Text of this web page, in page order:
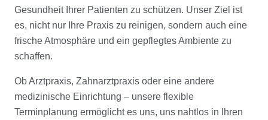
Gesundheit Ihrer Patienten zu schützen. Unser Ziel ist
es, nicht nur Ihre Praxis zu reinigen, sondern auch eine
frische Atmosphäre und ein gepflegtes Ambiente zu
schaffen.
Ob Arztpraxis, Zahnarztpraxis oder eine andere
medizinische Einrichtung – unsere flexible
Terminplanung ermöglicht es uns, uns nahtlos in Ihren